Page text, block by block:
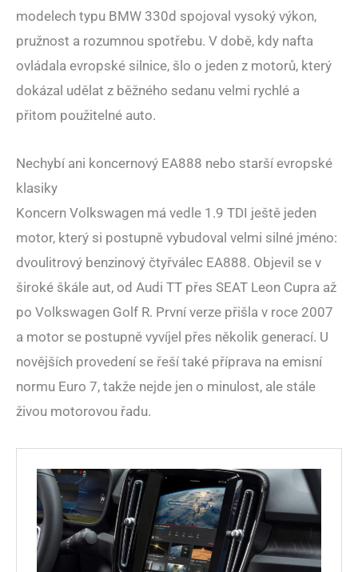
modelech typu BMW 330d spojoval vysoký výkon,
pružnost a rozumnou spotřebu. V době, kdy nafta
ovládala evropské silnice, šlo o jeden z motorů, který
dokázal udělat z běžného sedanu velmi rychlé a
přitom použitelné auto.
Nechybí ani koncernový EA888 nebo starší evropské
klasiky
Koncern Volkswagen má vedle 1.9 TDI ještě jeden
motor, který si postupně vybudoval velmi silné jméno:
dvoulitrový benzinový čtyřválec EA888. Objevil se v
široké škále aut, od Audi TT přes SEAT Leon Cupra až
po Volkswagen Golf R. První verze přišla v roce 2007
a motor se postupně vyvíjel přes několik generací. U
novějších provedení se řeší také příprava na emisní
normu Euro 7, takže nejde jen o minulost, ale stále
živou motorovou řadu.